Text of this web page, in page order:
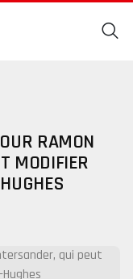
RAMON
MODIFIER